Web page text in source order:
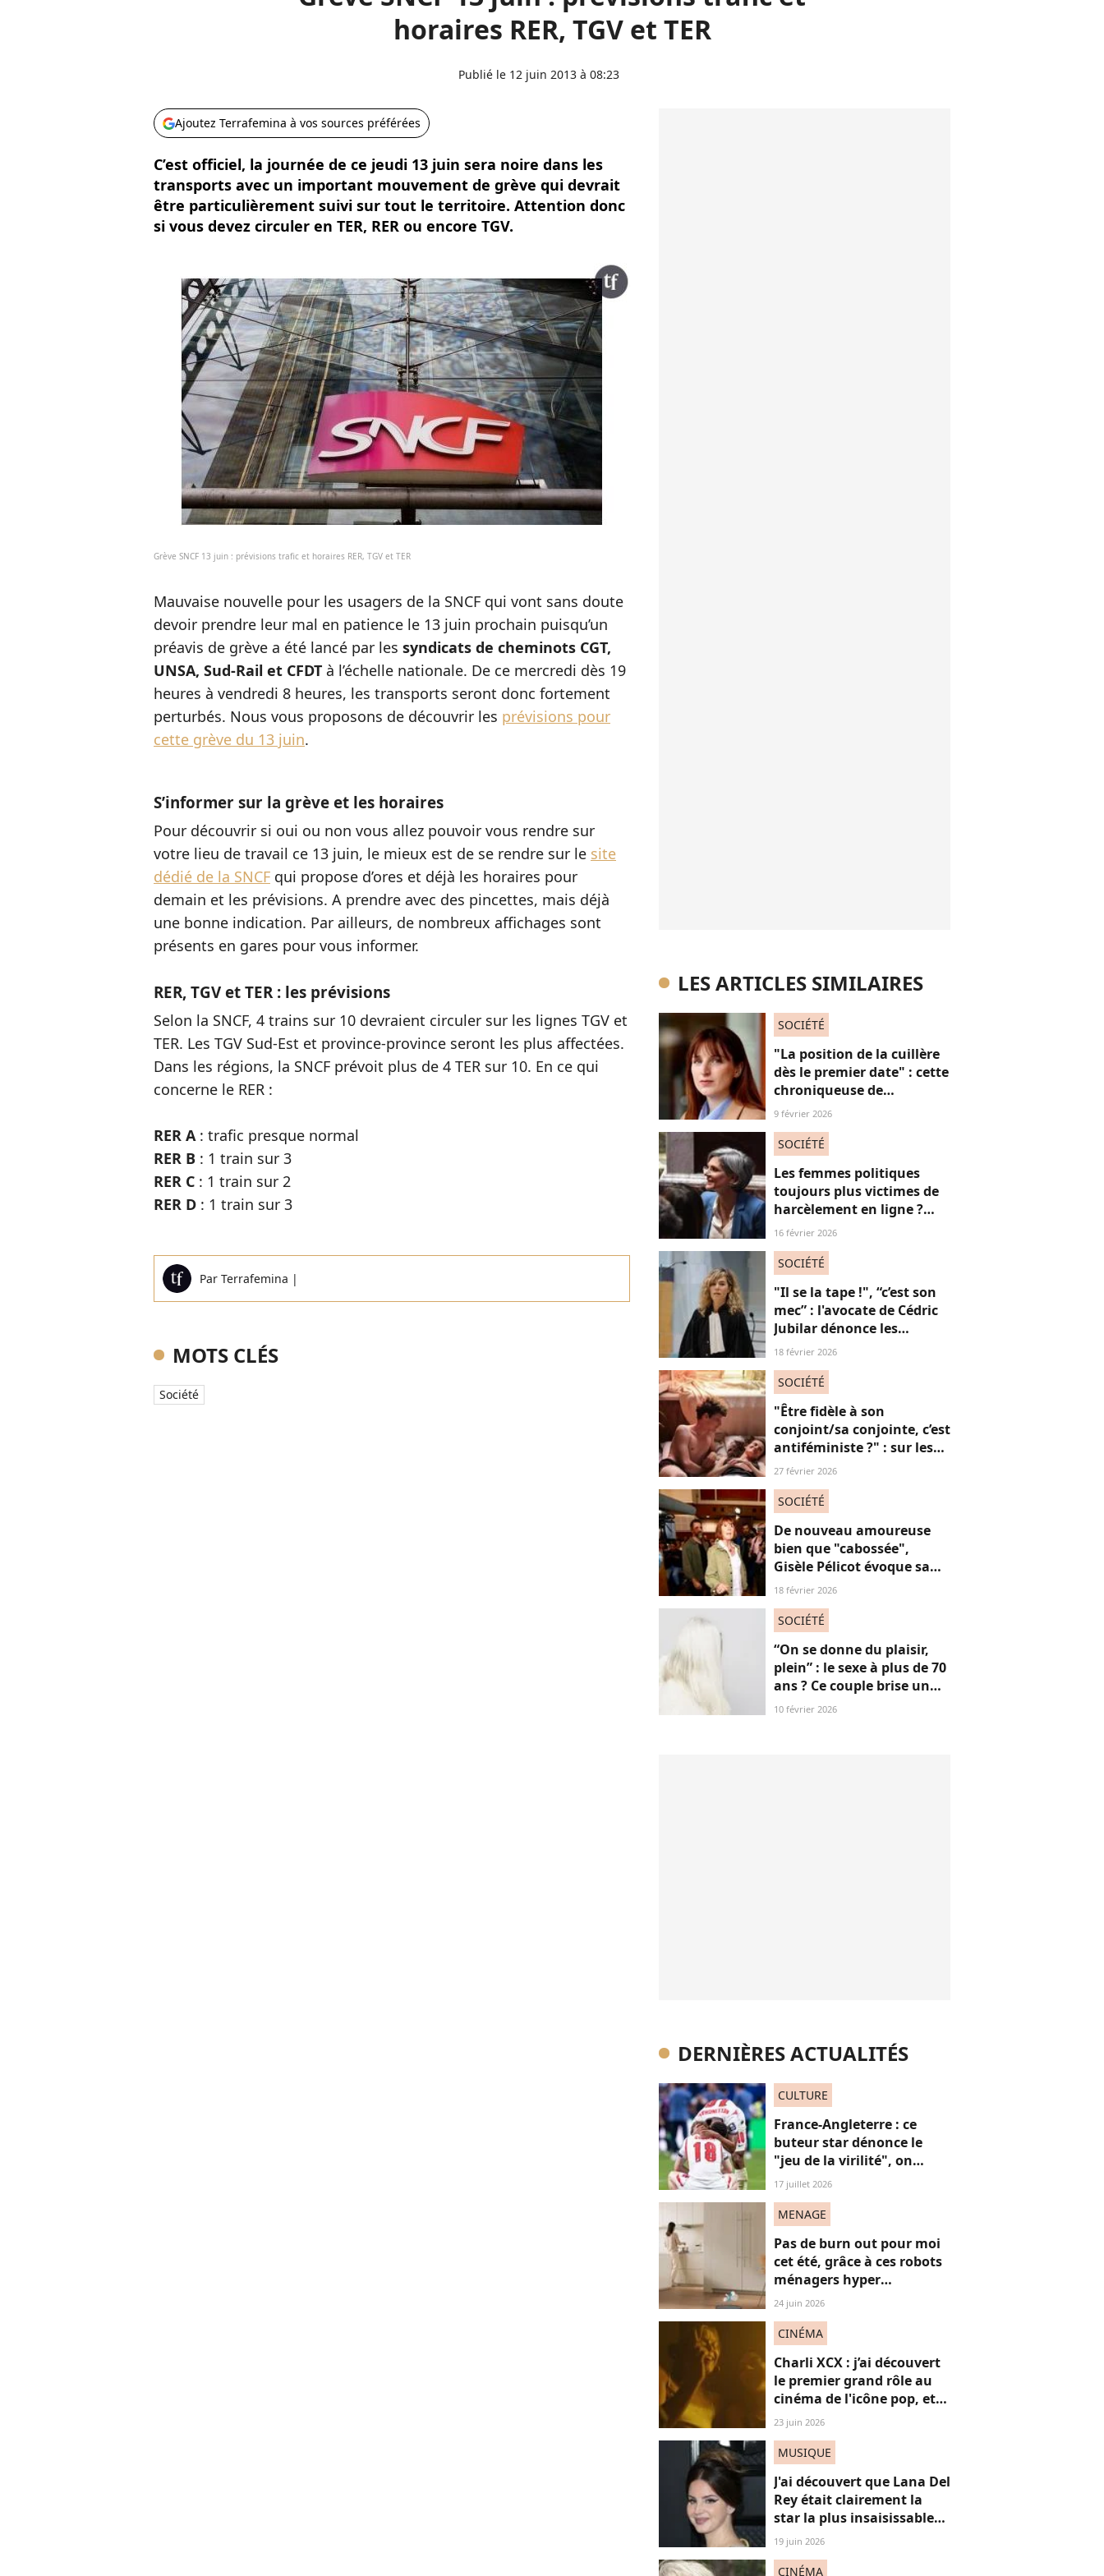
horaires RER, TGV et TER
Publié le 12 juin 2013 à 08:23
Ajoutez Terrafemina à vos sources préférées
C’est officiel, la journée de ce jeudi 13 juin sera noire dans les
transports avec un important mouvement de grève qui devrait
être particulièrement suivi sur tout le territoire. Attention donc
si vous devez circuler en TER, RER ou encore TGV.
Grève SNCF 13 juin : prévisions trafic et horaires RER, TGV et TER
Mauvaise nouvelle pour les usagers de la SNCF qui vont sans doute
devoir prendre leur mal en patience le 13 juin prochain puisqu’un
préavis de grève a été lancé par les syndicats de cheminots CGT,
UNSA, Sud-Rail et CFDT à l’échelle nationale. De ce mercredi dès 19
heures à vendredi 8 heures, les transports seront donc fortement
perturbés. Nous vous proposons de découvrir les prévisions pour
cette grève du 13 juin.
S’informer sur la grève et les horaires
Pour découvrir si oui ou non vous allez pouvoir vous rendre sur
votre lieu de travail ce 13 juin, le mieux est de se rendre sur le site
dédié de la SNCF qui propose d’ores et déjà les horaires pour
demain et les prévisions. A prendre avec des pincettes, mais déjà
une bonne indication. Par ailleurs, de nombreux affichages sont
présents en gares pour vous informer.
RER, TGV et TER : les prévisions
Selon la SNCF, 4 trains sur 10 devraient circuler sur les lignes TGV et
TER. Les TGV Sud-Est et province-province seront les plus affectées.
Dans les régions, la SNCF prévoit plus de 4 TER sur 10. En ce qui
concerne le RER :
RER A: trafic presque normal
RER B : 1 train sur 3
RER C : 1 train sur 2
RER D : 1 train sur 3
Par Terrafemina |
MOTS CLÉS
Société
LES ARTICLES SIMILAIRES
SOCIÉTÉ
"La position de la cuillère
dès le premier date" : cette
chroniqueuse de
Quotidien s'amuse de
absolument jubilatoire
9 février 2026
SOCIÉTÉ
Les femmes politiques
toujours plus victimes de
harcèlement en ligne ?
Une étude interroge ce
16 février 2026
SOCIÉTÉ
"Il se la tape !", “c’est son
mec” : l'avocate de Cédric
Jubilar dénonce les
réflexions misogynes
subissent toutes ses
consœurs
18 février 2026
SOCIÉTÉ
"Être fidèle à son
conjoint/sa conjointe, c’est
antiféministe ?" : sur les
réseaux sociaux, cette
27 février 2026
SOCIÉTÉ
De nouveau amoureuse
bien que "cabossée",
Gisèle Pélicot évoque sa
nouvelle vie avec
18 février 2026
SOCIÉTÉ
“On se donne du plaisir,
plein” : le sexe à plus de 70
ans ? Ce couple brise un
non-dit sur ces images
10 février 2026
DERNIÈRES ACTUALITÉS
CULTURE
France-Angleterre : ce
buteur star dénonce le
"jeu de la virilité", on
décrypte ses mots pas très
17 juillet 2026
MENAGE
Pas de burn out pour moi
cet été, grâce à ces robots
ménagers hyper
performants
24 juin 2026
CINÉMA
Charli XCX : j’ai découvert
le premier grand rôle au
cinéma de l'icône pop, et
c'est un vrai OVNI
23 juin 2026
MUSIQUE
J'ai découvert que Lana Del
Rey était clairement la
star la plus insaisissable
de la pop, et voici
19 juin 2026
CINÉMA